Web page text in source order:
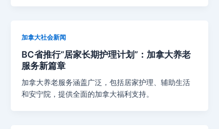
加拿大社会新闻
BC省推行“居家长期护理计划”：加拿大养老
服务新篇章
加拿大养老服务涵盖广泛，包括居家护理、辅助生活
和安宁院，提供全面的加拿大福利支持。